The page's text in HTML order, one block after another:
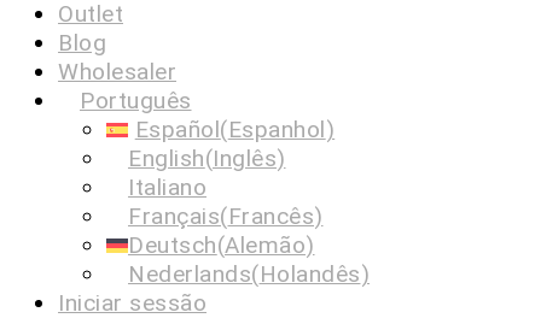
Outlet
Blog
Wholesaler
Português
Español(Espanhol)
English(Inglês)
Italiano
Français(Francês)
Deutsch(Alemão)
Nederlands(Holandês)
Iniciar sessão